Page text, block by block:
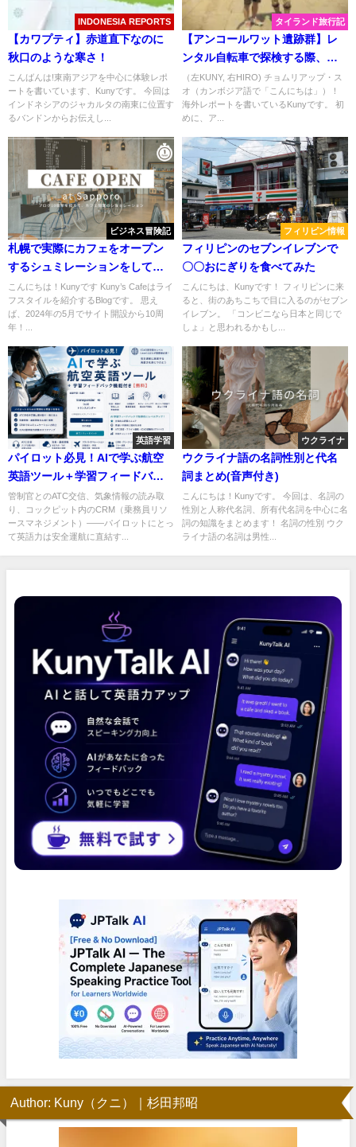
INDONESIA REPORTS
【カワプティ】赤道直下なのに
秋口のような寒さ！
こんばんは!東南アジアを中心に体験レポ
ートを書いています、Kunyです。 今回は
インドネシアのジャカルタの南東に位置す
るバンドンからお伝えし...
タイランド旅行記
【アンコールワット遺跡群】レ
ンタル自転車で探検する際、持
っていくべきもの3つ！
（左KUNY, 右HIRO) チョムリアップ・ス
オ（カンボジア語で「こんにちは」）！
海外レポートを書いているKunyです。 初
めに、ア...
ビジネス冒険記
札幌で実際にカフェをオープン
するシュミレーションをしてみ
た
こんにちは！Kunyです Kuny’s Cafeはライ
フスタイルを紹介するBlogです。 思え
ば、2024年の5月でサイト開設から10周
年！...
フィリピン情報
フィリピンのセブンイレブンで
〇〇おにぎりを食べてみた
こんにちは、Kunyです！ フィリピンに来
ると、街のあちこちで目に入るのがセブン
イレブン。 「コンビニなら日本と同じで
しょ」と思われるかもし...
英語学習
パイロット必見！AIで学ぶ航空
英語ツール＋学習フィードバッ
ク機能付き【無料】
管制官とのATC交信、気象情報の読み取
り、コックピット内のCRM（乗務員リソ
ースマネジメント）——パイロットにとっ
て英語力は安全運航に直結す...
ウクライナ
ウクライナ語の名詞性別と代名
詞まとめ(音声付き)
こんにちは！Kunyです。 今回は、名詞の
性別と人称代名詞、所有代名詞を中心に名
詞の知識をまとめます！ 名詞の性別 ウク
ライナ語の名詞は男性...
Author: Kuny（クニ）｜杉田邦昭